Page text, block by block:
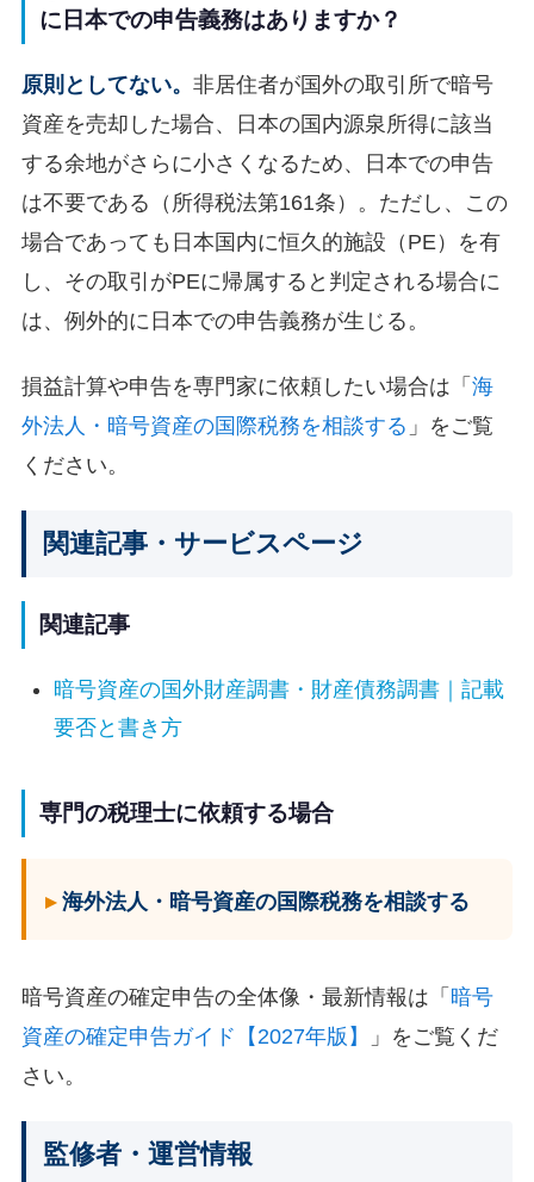
に日本での申告義務はありますか？
原則としてない。 非居住者が国外の取引所で暗号
資産を売却した場合、日本の国内源泉所得に該当
する余地がさらに小さくなるため、日本での申告
は不要である（所得税法第161条）。ただし、この
場合であっても日本国内に恒久的施設（PE）を有
し、その取引がPEに帰属すると判定される場合に
は、例外的に日本での申告義務が生じる。
損益計算や申告を専門家に依頼したい場合は「 海
外法人・暗号資産の国際税務を相談する 」をご覧
ください。
関連記事・サービスページ
関連記事
暗号資産の国外財産調書・財産債務調書｜記載
要否と書き方
専門の税理士に依頼する場合
海外法人・暗号資産の国際税務を相談する
暗号資産の確定申告の全体像・最新情報は「 暗号
資産の確定申告ガイド【2027年版】
」をご覧くだ
さい。
監修者・運営情報